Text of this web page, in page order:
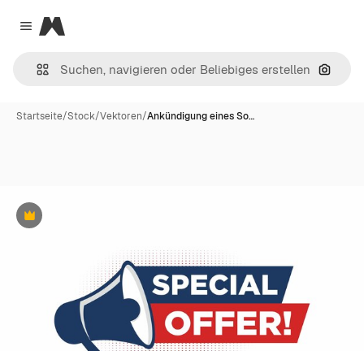
Close menu
Magnific
Nach
Startseite/Stock/Vektoren/Ankündigung eines So…
Premium